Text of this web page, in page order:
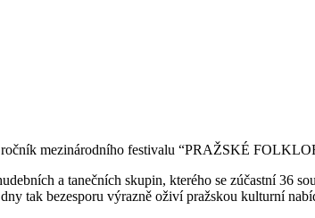
mezinárodního festivalu “PRAŽSKÉ
a tanečních skupin, kterého se zúčastní 36
tak bezesporu výrazně oživí pražskou kulturní